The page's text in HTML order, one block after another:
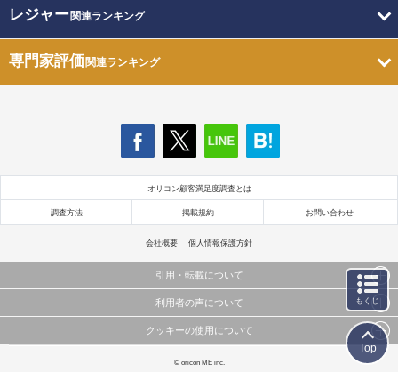
レジャー関連ランキング
専門家評価関連ランキング
オリコン顧客満足度調査とは
調査方法 掲載規約 お問い合わせ
会社概要 個人情報保護方針
引用・転載について
当サイトで公開されている情報（文字、写真、イラスト、画像データ等）及びこれらの配置・
これらの情報を権利者の許可なく無断転載・複製などの二次利用を行うことは固く禁じており
利用者の声について
当サイトに掲載している内容はすべてサービスの利用者が提出された見解・感想です。
弊社の見解・ 意見ではないことをご理解いただいた上でご覧ください。
クッキーの使用について
このサイトでは Cookie を使用して、ユーザーに合わせたコンテンツや広告の表示、ソーシャル
© oricon ME inc.
もくじ
Top